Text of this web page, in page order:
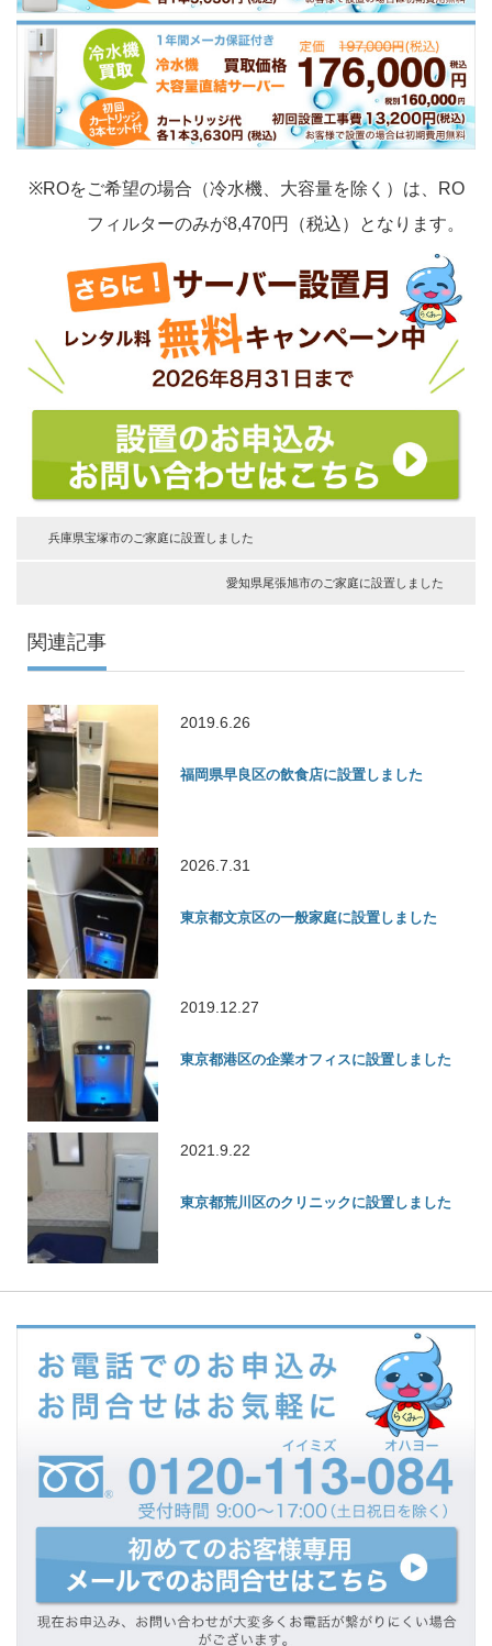
※ROをご希望の場合（冷水機、大容量を除く）は、RO
フィルターのみが8,470円（税込）となります。
兵庫県宝塚市のご家庭に設置しました
愛知県尾張旭市のご家庭に設置しました
関連記事
2019.6.26
福岡県早良区の飲食店に設置しました
2026.7.31
東京都文京区の一般家庭に設置しました
2019.12.27
東京都港区の企業オフィスに設置しました
2021.9.22
東京都荒川区のクリニックに設置しました